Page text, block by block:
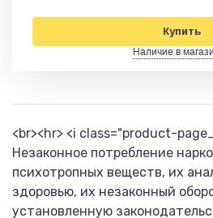
Купить
Наличие в
<br><hr> <i class="product-
Незаконное потребление
психотропных веществ, их
здоровью, их незаконный
установленную